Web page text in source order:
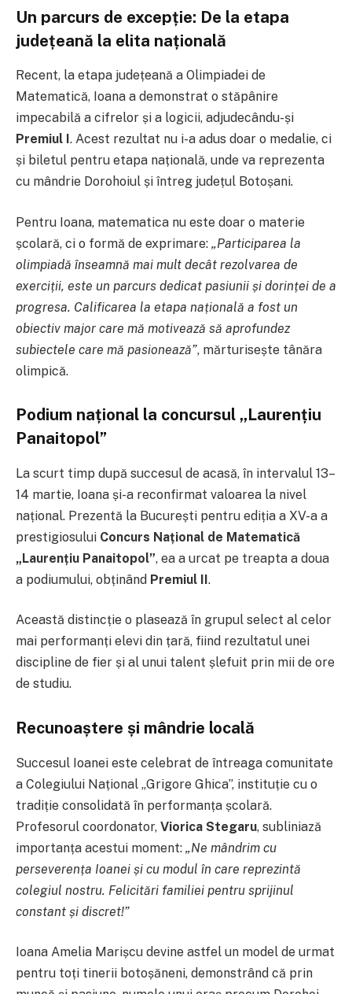
Un parcurs de excepție: De la etapa
județeană la elita națională
Recent, la etapa județeană a Olimpiadei de
Matematică, Ioana a demonstrat o stăpânire
impecabilă a cifrelor și a logicii, adjudecându-și
Premiul I. Acest rezultat nu i-a adus doar o medalie, ci
și biletul pentru etapa națională, unde va reprezenta
cu mândrie Dorohoiul și întreg județul Botoșani.
Pentru Ioana, matematica nu este doar o materie
școlară, ci o formă de exprimare: „Participarea la
olimpiadă înseamnă mai mult decât rezolvarea de
exerciții, este un parcurs dedicat pasiunii și dorinței de a
progresa. Calificarea la etapa națională a fost un
obiectiv major care mă motivează să aprofundez
subiectele care mă pasionează”, mărturisește tânăra
olimpică.
Podium național la concursul „Laurențiu
Panaitopol”
La scurt timp după succesul de acasă, în intervalul 13–
14 martie, Ioana și-a reconfirmat valoarea la nivel
național. Prezentă la București pentru ediția a XV-a a
prestigiosului Concurs Național de Matematică
„Laurențiu Panaitopol”, ea a urcat pe treapta a doua
a podiumului, obținând Premiul II.
Această distincție o plasează în grupul select al celor
mai performanți elevi din țară, fiind rezultatul unei
discipline de fier și al unui talent șlefuit prin mii de ore
de studiu.
Recunoaștere și mândrie locală
Succesul Ioanei este celebrat de întreaga comunitate
a Colegiului Național „Grigore Ghica”, instituție cu o
tradiție consolidată în performanța școlară.
Profesorul coordonator, Viorica Stegaru, subliniază
importanța acestui moment: „Ne mândrim cu
perseverența Ioanei și cu modul în care reprezintă
colegiul nostru. Felicitări familiei pentru sprijinul
constant și discret!”
Ioana Amelia Marișcu devine astfel un model de urmat
pentru toți tinerii botoșăneni, demonstrând că prin